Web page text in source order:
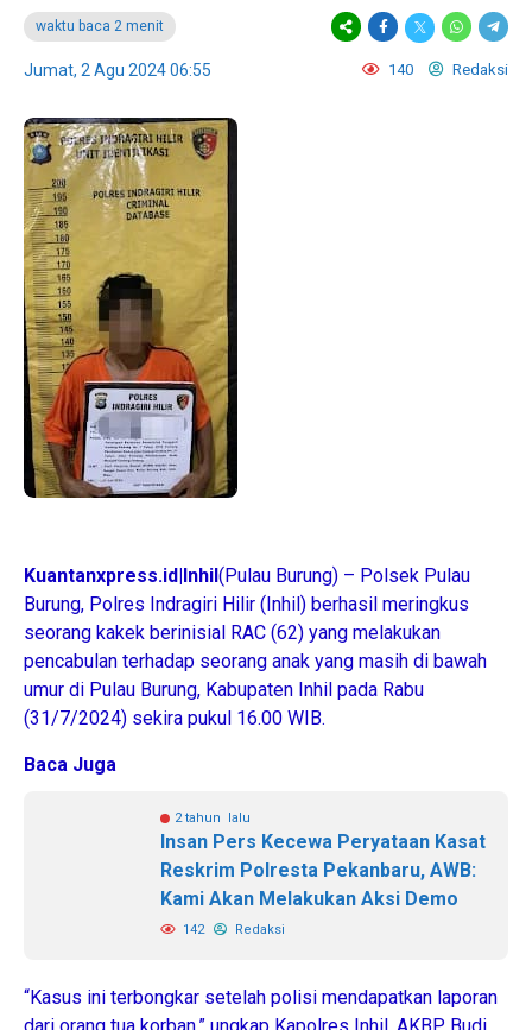
waktu baca 2 menit
Jumat, 2 Agu 2024 06:55 140 Redaksi
Kuantanxpress.id|Inhil(Pulau Burung) – Polsek Pulau
Burung, Polres Indragiri Hilir (Inhil) berhasil meringkus
seorang kakek berinisial RAC (62) yang melakukan
pencabulan terhadap seorang anak yang masih di bawah
umur di Pulau Burung, Kabupaten Inhil pada Rabu
(31/7/2024) sekira pukul 16.00 WIB.
Baca Juga
2 tahun lalu
Insan Pers Kecewa Peryataan Kasat
Reskrim Polresta Pekanbaru, AWB:
Kami Akan Melakukan Aksi Demo
142 Redaksi
“Kasus ini terbongkar setelah polisi mendapatkan laporan